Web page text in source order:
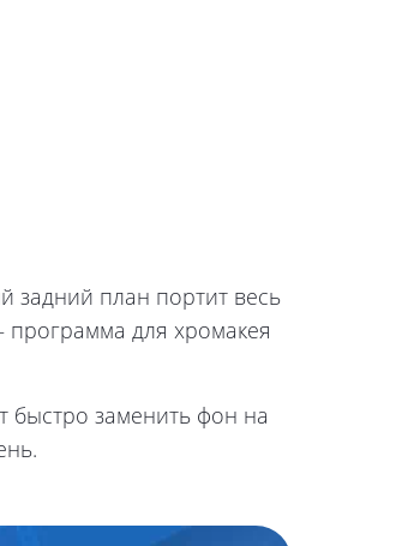
задний план портит весь
для хромакея
быстро заменить фон на